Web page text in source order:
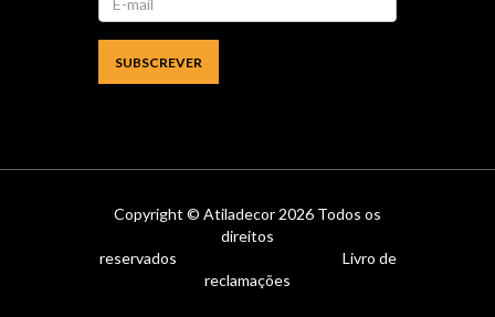
Copyright © Atiladecor 2026 Todos os
direitos
reservados
Livro de
reclamações